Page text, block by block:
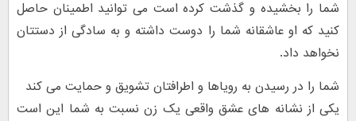
شما را بخشیده و گذشت کرده است می توانید اطمینان حاصل
کنید که او عاشقانه شما را دوست داشته و به سادگی از دستتان
نخواهد داد.
شما را در رسیدن به رویاها و اطرافتان تشویق و حمایت می کند
یکی از نشانه های عشق واقعی یک زن نسبت به شما این است